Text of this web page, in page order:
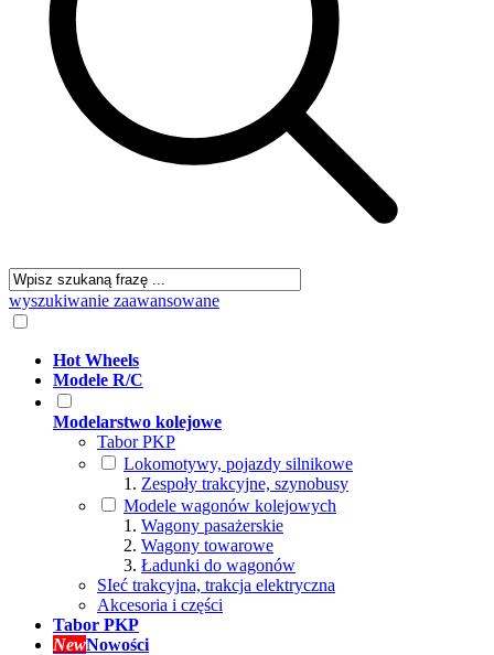
wyszukiwanie zaawansowane
Hot Wheels
Modele R/C
Modelarstwo kolejowe
Tabor PKP
Lokomotywy, pojazdy silnikowe
Zespoły trakcyjne, szynobusy
Modele wagonów kolejowych
Wagony pasażerskie
Wagony towarowe
Ładunki do wagonów
SIeć trakcyjna, trakcja elektryczna
Akcesoria i części
Tabor PKP
NewNowości